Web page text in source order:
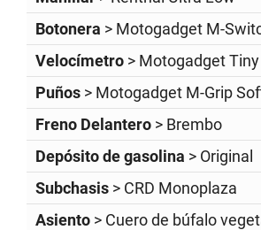
Botonera > Motogadget M-
Velocímetro > Motogadget
Puños > Motogadget M-Grip
Freno Delantero > Brembo
Depósito de gasolina > Original
Subchasis > CRD Monoplaza
Asiento > Cuero de búfalo